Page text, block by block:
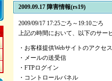
2009.09.17 障害情報(rs19)
2009/09/17 17:25ごろ～19:10ごろ
上記の時間において、以下のサー
・お客様提供Webサイトのアクセス
・メールの送受信
・FTPログイン
・コントロールパネル